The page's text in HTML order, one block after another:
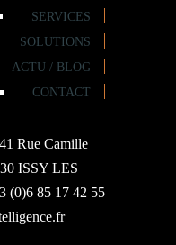
SERVICES
SOLUTIONS
ACTU / BLOG
CONTACT
41 Rue Camille
ISSY LES
(0)6 85 17 42 55